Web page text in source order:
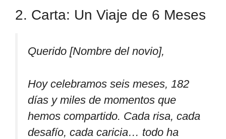
2. Carta: Un Viaje de 6 Meses
Querido [Nombre del novio],
Hoy celebramos seis meses, 182
días y miles de momentos que
hemos compartido. Cada risa, cada
desafío, cada caricia… todo ha